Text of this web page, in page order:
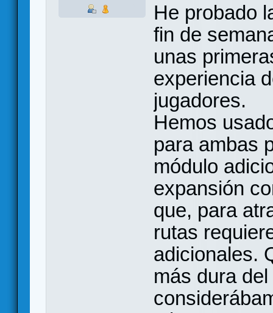
He probado
fin de
unas
experiencia
jugadores.
Hemos
para ambas
módulo
expansión
que, para
rutas
adicionales.
más dura